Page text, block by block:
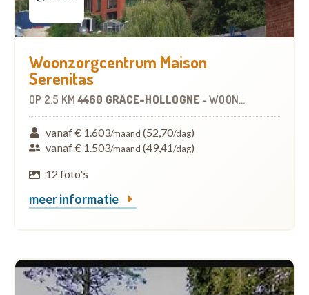
Woonzorgcentrum Maison
Serenitas
OP 2.5 KM 4460 GRÂCE-HOLLOGNE - WOONZORGCENTRUM (WZC)
vanaf € 1.603/maand (52,70/dag)
vanaf € 1.503/maand (49,41/dag)
12 foto's
meer informatie